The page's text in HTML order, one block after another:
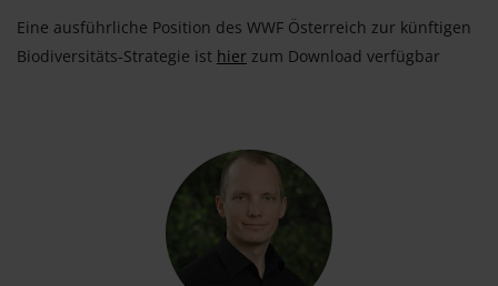
Eine ausführliche Position des WWF Österreich zur künftigen
Biodiversitäts-Strategie ist hier zum Download verfügbar